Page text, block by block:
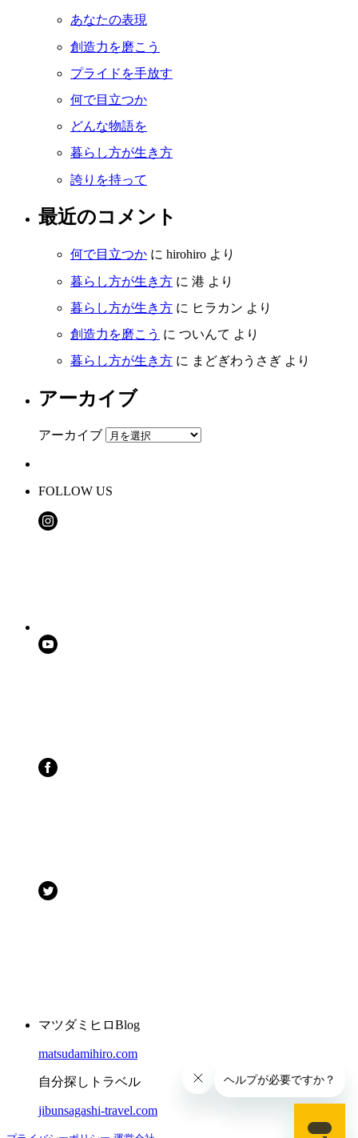
あなたの表現
創造力を磨こう
プライドを手放す
何で目立つか
どんな物語を
暮らし方が生き方
誇りを持って
最近のコメント
何で目立つか に hirohiro より
暮らし方が生き方 に 港 より
暮らし方が生き方 に ヒラカン より
創造力を磨こう に ついんて より
暮らし方が生き方 に まどぎわうさぎ より
アーカイブ
アーカイブ
FOLLOW US
マツダミヒロBlog
matsudamihiro.com
自分探しトラベル
jibunsagashi-travel.com